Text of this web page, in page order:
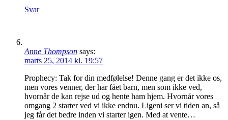
Svar
Anne Thompson says:
marts 25, 2014 kl. 19:57
Prophecy: Tak for din medfølelse! Denne gang er det ikke os,
men vores venner, der har fået barn, men som ikke ved,
hvornår de kan rejse ud og hente ham hjem. Hvornår vores
omgang 2 starter ved vi ikke endnu. Ligeni ser vi tiden an, så
jeg får det bedre inden vi starter igen. Med at vente…